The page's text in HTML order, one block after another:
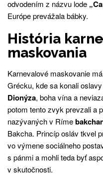
odvodením z názvu lode
Európe prevážala bábky.
História
maskovania
Karnevalové maskovanie
Grécku, kde sa konali oslavy
Dionýza, boha vína a
potom tento zvyk prevzali a
nazývaných v Ríme
Bakcha. Princíp osláv tkvel
vo výmene sociálneho
s pánmi a mohli teda byť
v skutočnosti.